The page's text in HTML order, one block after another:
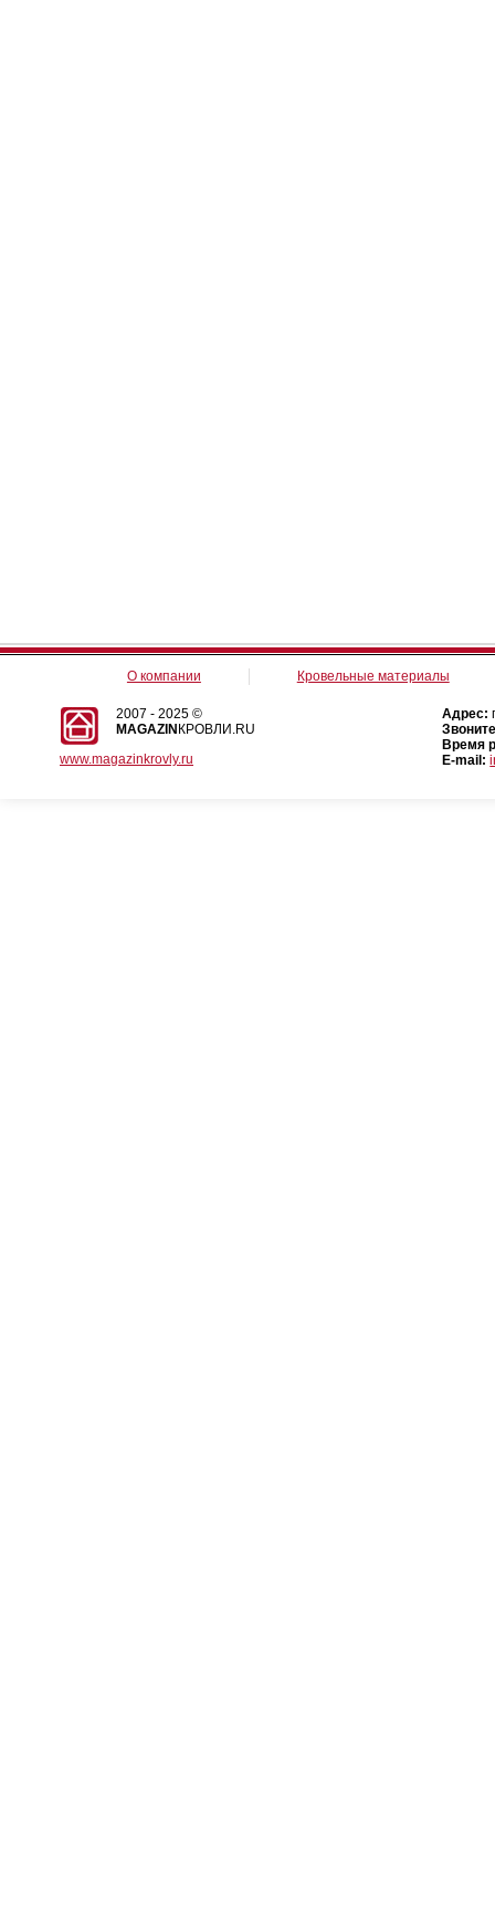
О компании Кровельные материалы
2007 - 2025 ©
MAGAZIN КРОВЛИ.RU
www.magazinkrovly.ru
Адрес:
Время
E-mail: